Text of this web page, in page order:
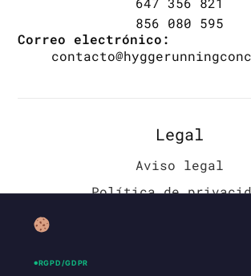
856 080 595
Correo electrónico:
Legal
Aviso legal
Política de
Política de envíos y
RGPD/GDPR